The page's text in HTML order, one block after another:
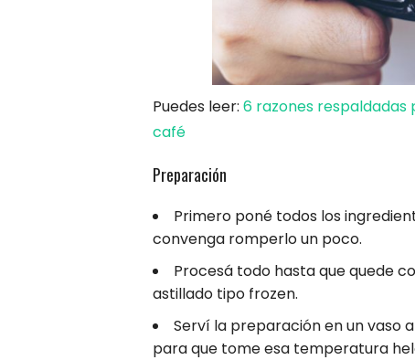
Puedes leer: 6 razones
café
Preparación
Primero poné todos los
convenga romperlo un poco.
Procesá todo hasta que quede
astillado tipo frozen.
Serví la preparación en un vaso
para que tome esa temperatura